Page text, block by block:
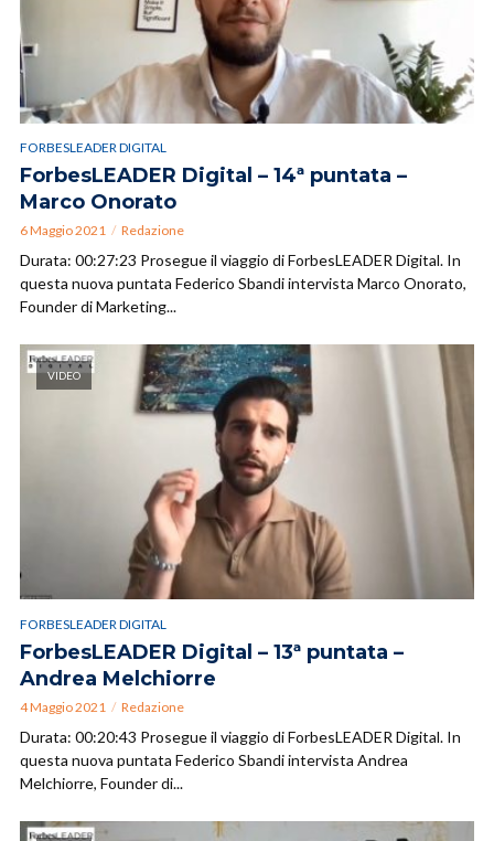
FORBESLEADER DIGITAL
ForbesLEADER Digital – 14ª puntata –
Marco Onorato
6 Maggio 2021 Redazione
Durata: 00:27:23 Prosegue il viaggio di ForbesLEADER Digital. In
questa nuova puntata Federico Sbandi intervista Marco Onorato,
Founder di Marketing...
VIDEO
FORBESLEADER DIGITAL
ForbesLEADER Digital – 13ª puntata –
Andrea Melchiorre
4 Maggio 2021 Redazione
Durata: 00:20:43 Prosegue il viaggio di ForbesLEADER Digital. In
questa nuova puntata Federico Sbandi intervista Andrea
Melchiorre, Founder di...